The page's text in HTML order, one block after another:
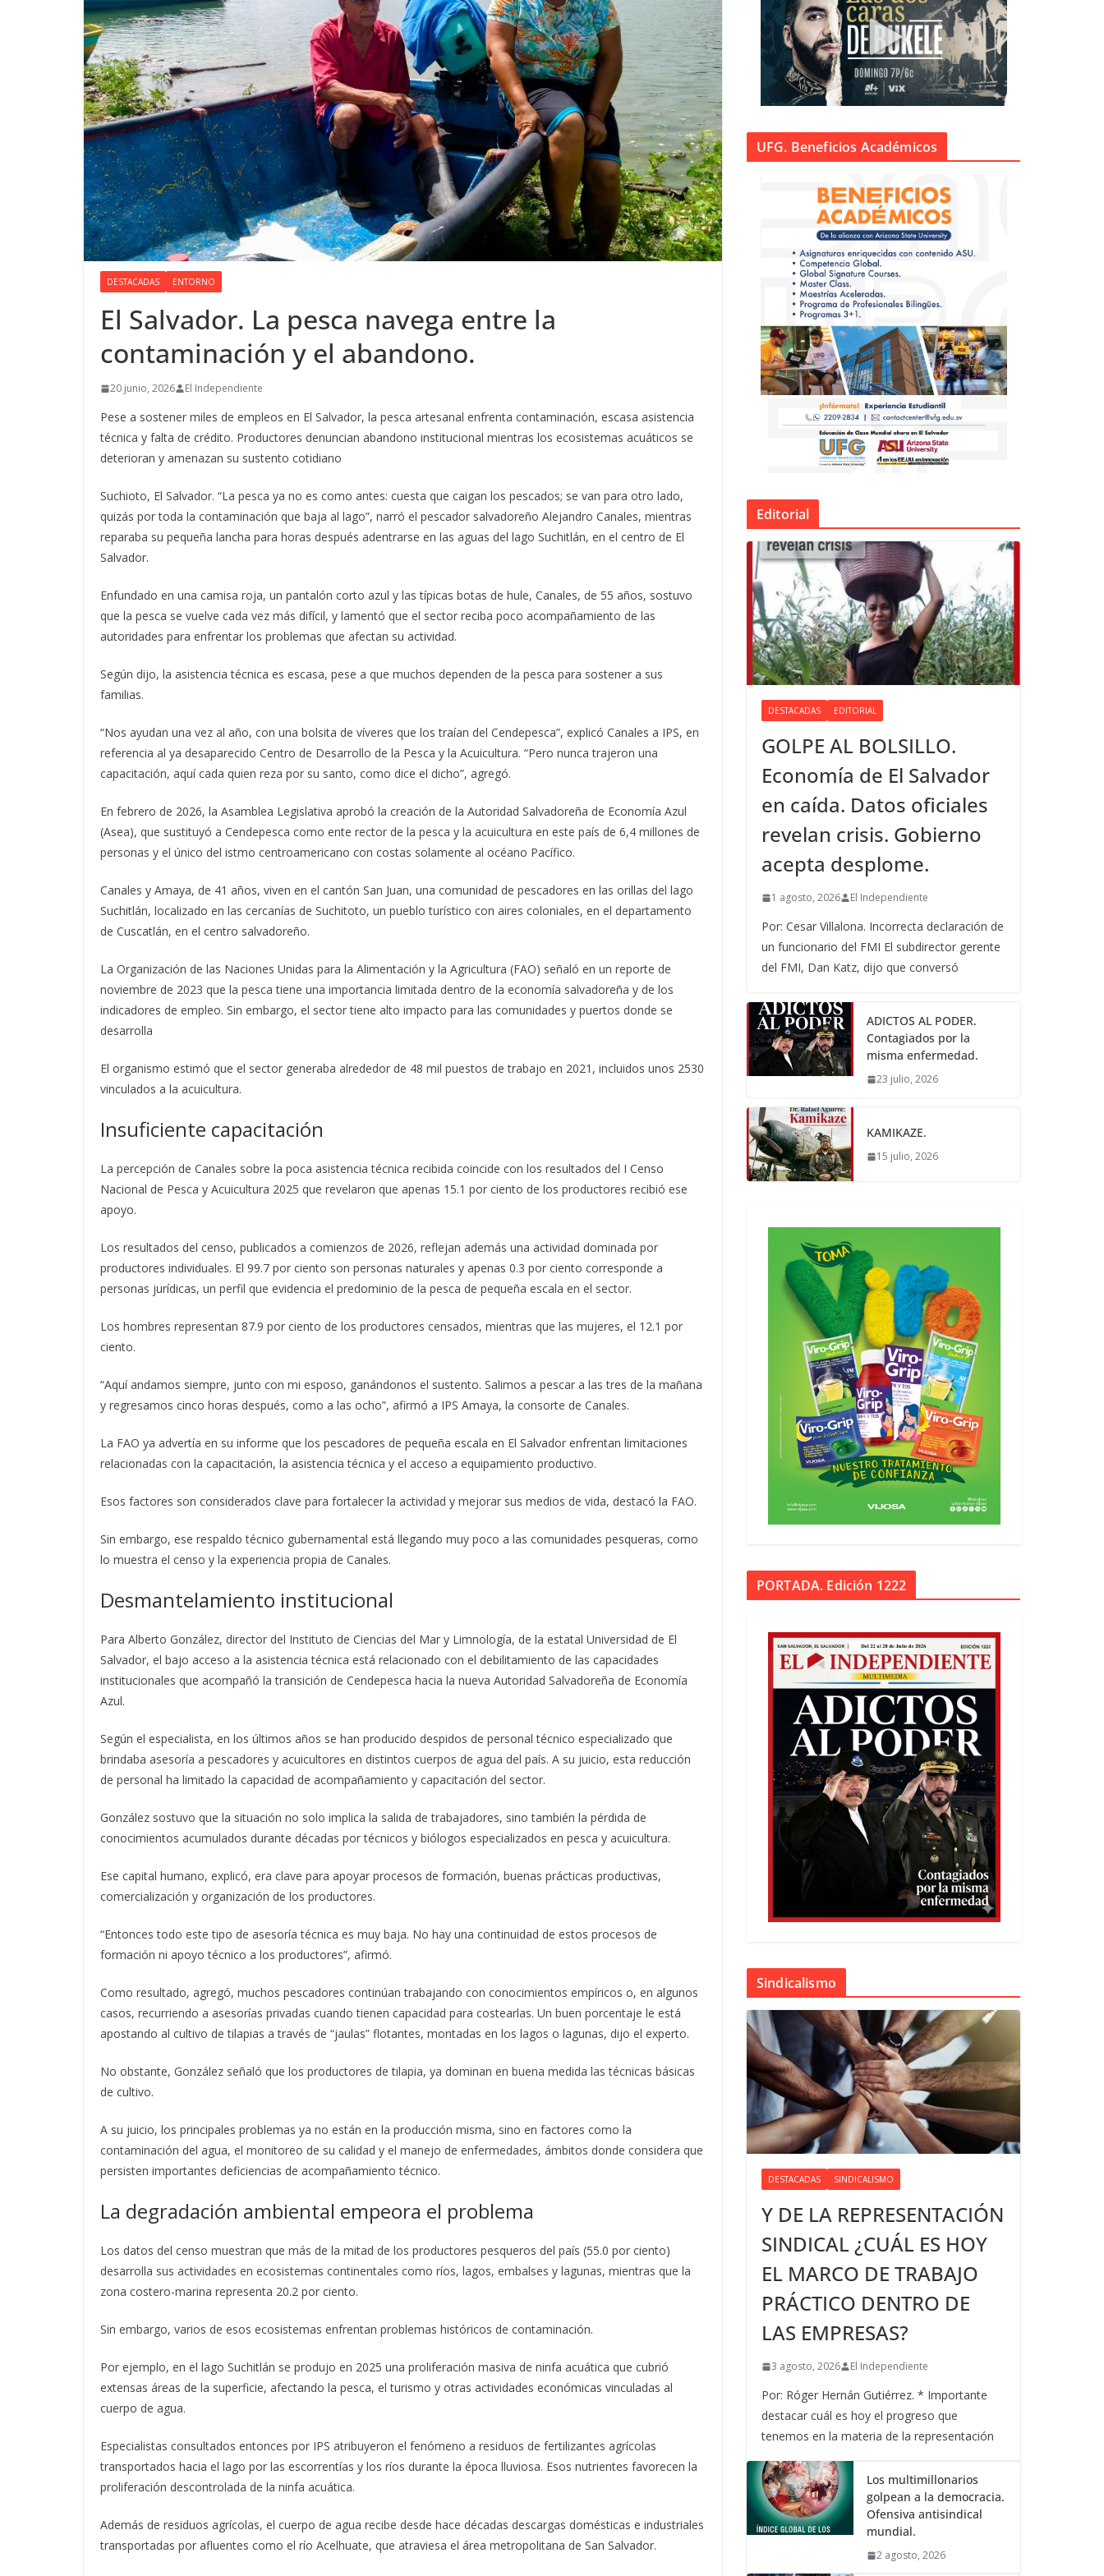
DESTACADAS ENTORNO
El Salvador. La pesca navega entre la
contaminación y el abandono.
20 junio, 2026 El Independiente
Pese a sostener miles de empleos en El Salvador, la pesca artesanal enfrenta contaminación, escasa asistencia
técnica y falta de crédito. Productores denuncian abandono institucional mientras los ecosistemas acuáticos se
deterioran y amenazan su sustento cotidiano
Suchioto, El Salvador. “La pesca ya no es como antes: cuesta que caigan los pescados; se van para otro lado,
quizás por toda la contaminación que baja al lago”, narró el pescador salvadoreño Alejandro Canales, mientras
reparaba su pequeña lancha para horas después adentrarse en las aguas del lago Suchitlán, en el centro de El
Salvador.
Enfundado en una camisa roja, un pantalón corto azul y las típicas botas de hule, Canales, de 55 años, sostuvo
que la pesca se vuelve cada vez más difícil, y lamentó que el sector reciba poco acompañamiento de las
autoridades para enfrentar los problemas que afectan su actividad.
Según dijo, la asistencia técnica es escasa, pese a que muchos dependen de la pesca para sostener a sus
familias.
“Nos ayudan una vez al año, con una bolsita de víveres que los traían del Cendepesca”, explicó Canales a IPS, en
referencia al ya desaparecido Centro de Desarrollo de la Pesca y la Acuicultura. “Pero nunca trajeron una
capacitación, aquí cada quien reza por su santo, como dice el dicho”, agregó.
En febrero de 2026, la Asamblea Legislativa aprobó la creación de la Autoridad Salvadoreña de Economía Azul
(Asea), que sustituyó a Cendepesca como ente rector de la pesca y la acuicultura en este país de 6,4 millones de
personas y el único del istmo centroamericano con costas solamente al océano Pacífico.
Canales y Amaya, de 41 años, viven en el cantón San Juan, una comunidad de pescadores en las orillas del lago
Suchitlán, localizado en las cercanías de Suchitoto, un pueblo turístico con aires coloniales, en el departamento
de Cuscatlán, en el centro salvadoreño.
La Organización de las Naciones Unidas para la Alimentación y la Agricultura (FAO) señaló en un reporte de
noviembre de 2023 que la pesca tiene una importancia limitada dentro de la economía salvadoreña y de los
indicadores de empleo. Sin embargo, el sector tiene alto impacto para las comunidades y puertos donde se
desarrolla
El organismo estimó que el sector generaba alrededor de 48 mil puestos de trabajo en 2021, incluidos unos 2530
vinculados a la acuicultura.
Insuficiente capacitación
La percepción de Canales sobre la poca asistencia técnica recibida coincide con los resultados del I Censo
Nacional de Pesca y Acuicultura 2025 que revelaron que apenas 15.1 por ciento de los productores recibió ese
apoyo.
Los resultados del censo, publicados a comienzos de 2026, reflejan además una actividad dominada por
productores individuales. El 99.7 por ciento son personas naturales y apenas 0.3 por ciento corresponde a
personas jurídicas, un perfil que evidencia el predominio de la pesca de pequeña escala en el sector.
Los hombres representan 87.9 por ciento de los productores censados, mientras que las mujeres, el 12.1 por
ciento.
“Aquí andamos siempre, junto con mi esposo, ganándonos el sustento. Salimos a pescar a las tres de la mañana
y regresamos cinco horas después, como a las ocho”, afirmó a IPS Amaya, la consorte de Canales.
La FAO ya advertía en su informe que los pescadores de pequeña escala en El Salvador enfrentan limitaciones
relacionadas con la capacitación, la asistencia técnica y el acceso a equipamiento productivo.
Esos factores son considerados clave para fortalecer la actividad y mejorar sus medios de vida, destacó la FAO.
Sin embargo, ese respaldo técnico gubernamental está llegando muy poco a las comunidades pesqueras, como
lo muestra el censo y la experiencia propia de Canales.
Desmantelamiento institucional
Para Alberto González, director del Instituto de Ciencias del Mar y Limnología, de la estatal Universidad de El
Salvador, el bajo acceso a la asistencia técnica está relacionado con el debilitamiento de las capacidades
institucionales que acompañó la transición de Cendepesca hacia la nueva Autoridad Salvadoreña de Economía
Azul.
Según el especialista, en los últimos años se han producido despidos de personal técnico especializado que
brindaba asesoría a pescadores y acuicultores en distintos cuerpos de agua del país. A su juicio, esta reducción
de personal ha limitado la capacidad de acompañamiento y capacitación del sector.
González sostuvo que la situación no solo implica la salida de trabajadores, sino también la pérdida de
conocimientos acumulados durante décadas por técnicos y biólogos especializados en pesca y acuicultura.
Ese capital humano, explicó, era clave para apoyar procesos de formación, buenas prácticas productivas,
comercialización y organización de los productores.
“Entonces todo este tipo de asesoría técnica es muy baja. No hay una continuidad de estos procesos de
formación ni apoyo técnico a los productores”, afirmó.
Como resultado, agregó, muchos pescadores continúan trabajando con conocimientos empíricos o, en algunos
casos, recurriendo a asesorías privadas cuando tienen capacidad para costearlas. Un buen porcentaje le está
apostando al cultivo de tilapias a través de “jaulas” flotantes, montadas en los lagos o lagunas, dijo el experto.
No obstante, González señaló que los productores de tilapia, ya dominan en buena medida las técnicas básicas
de cultivo.
A su juicio, los principales problemas ya no están en la producción misma, sino en factores como la
contaminación del agua, el monitoreo de su calidad y el manejo de enfermedades, ámbitos donde considera que
persisten importantes deficiencias de acompañamiento técnico.
La degradación ambiental empeora el problema
Los datos del censo muestran que más de la mitad de los productores pesqueros del país (55.0 por ciento)
desarrolla sus actividades en ecosistemas continentales como ríos, lagos, embalses y lagunas, mientras que la
zona costero-marina representa 20.2 por ciento.
Sin embargo, varios de esos ecosistemas enfrentan problemas históricos de contaminación.
Por ejemplo, en el lago Suchitlán se produjo en 2025 una proliferación masiva de ninfa acuática que cubrió
extensas áreas de la superficie, afectando la pesca, el turismo y otras actividades económicas vinculadas al
cuerpo de agua.
Especialistas consultados entonces por IPS atribuyeron el fenómeno a residuos de fertilizantes agrícolas
transportados hacia el lago por las escorrentías y los ríos durante la época lluviosa. Esos nutrientes favorecen la
proliferación descontrolada de la ninfa acuática.
Además de residuos agrícolas, el cuerpo de agua recibe desde hace décadas descargas domésticas e industriales
transportadas por afluentes como el río Acelhuate, que atraviesa el área metropolitana de San Salvador.
UFG. Beneficios Académicos
Editorial
DESTACADAS EDITORIAL
GOLPE AL BOLSILLO.
Economía de El Salvador
en caída. Datos oficiales
revelan crisis. Gobierno
acepta desplome.
1 agosto, 2026 El Independiente
Por: Cesar Villalona. Incorrecta declaración de
un funcionario del FMI El subdirector gerente
del FMI, Dan Katz, dijo que conversó
ADICTOS AL PODER.
Contagiados por la
misma enfermedad.
23 julio, 2026
KAMIKAZE.
15 julio, 2026
PORTADA. Edición 1222
Sindicalismo
DESTACADAS SINDICALISMO
Y DE LA REPRESENTACIÓN
SINDICAL ¿CUÁL ES HOY
EL MARCO DE TRABAJO
PRÁCTICO DENTRO DE
LAS EMPRESAS?
3 agosto, 2026 El Independiente
Por: Róger Hernán Gutiérrez. * Importante
destacar cuál es hoy el progreso que
tenemos en la materia de la representación
Los multimillonarios
golpean a la democracia.
Ofensiva antisindical
mundial.
2 agosto, 2026